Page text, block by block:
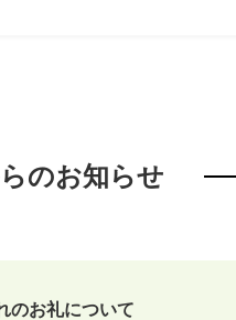
のお知らせ
お礼について